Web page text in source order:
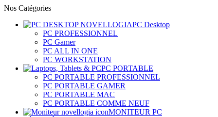
Nos Catégories
PC Desktop
PC PROFESSIONNEL
PC Gamer
PC ALL IN ONE
PC WORKSTATION
PC PORTABLE
PC PORTABLE PROFESSIONNEL
PC PORTABLE GAMER
PC PORTABLE MAC
PC PORTABLE COMME NEUF
MONITEUR PC